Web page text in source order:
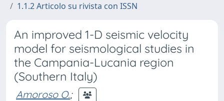
1.1.2 Articolo su rivista con ISSN
An improved 1-D seismic velocity
model for seismological studies in
the Campania-Lucania region
(Southern Italy)
Amoroso O.;